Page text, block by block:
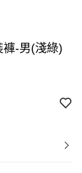
褲-男(淺綠)